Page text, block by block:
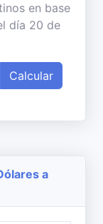
en base
día 20 de
Calcular
a